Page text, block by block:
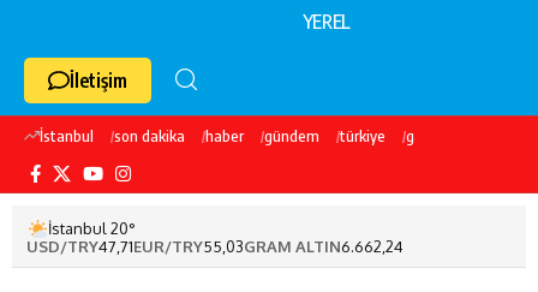
YEREL
İletişim
İstanbul son dakika haber gündem türkiye galatasaray
İstanbul 20°
USD/TRY47,71EUR/TRY55,03GRAM ALTIN6.662,24